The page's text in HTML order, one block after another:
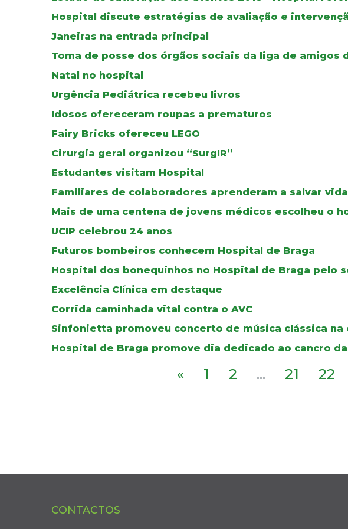
Hospital discute estratégias de avaliação e
Janeiras na entrada principal
Toma de posse dos órgãos sociais da liga de amigos
Natal no hospital
Urgência Pediátrica recebeu livros
Idosos ofereceram roupas a prematuros
Fairy Bricks ofereceu LEGO
Cirurgia geral organizou “SurgIR”
Estudantes visitam Hospital
Familiares de colaboradores aprenderam a salvar
Mais de uma centena de jovens médicos escolheu o
UCIP celebrou 24 anos
Futuros bombeiros conhecem Hospital de Braga
Hospital dos bonequinhos no Hospital de Braga pelo
Excelência Clínica em destaque
Corrida caminhada vital contra o AVC
Sinfonietta promoveu concerto de música clássica
Hospital de Braga promove dia dedicado ao cancro
« 1 2 ... 21 22
CONTACTOS